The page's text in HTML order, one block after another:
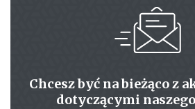
Chcesz być na bieżąco z
dotyczącymi